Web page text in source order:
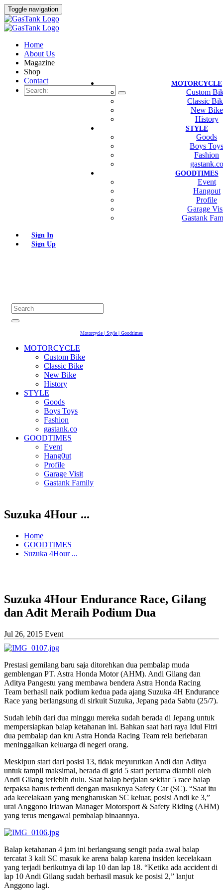
Toggle navigation
Home
About Us
Magazine
Shop
Contact
MOTORCYCLE
Custom
Classic
New Bike
History
STYLE
Goods
Boys
Fashion
gastank.co
GOODTIMES
Event
Hangout
Profile
Garage
Gastank
Sign In
Sign Up
Motorcycle | Style | Goodtimes
MOTORCYCLE
Custom Bike
Classic Bike
New Bike
History
STYLE
Goods
Boys Toys
Fashion
gastank.co
GOODTIMES
Event
Hang0ut
Profile
Garage Visit
Gastank Family
Suzuka 4Hour ...
Home
GOODTIMES
Suzuka 4Hour ...
Suzuka 4Hour Endurance Race, Gilang
dan Adit Meraih Podium Dua
Jul 26, 2015 Event
Prestasi gemilang baru saja ditorehkan dua pembalap muda
gemblengan PT. Astra Honda Motor (AHM). Andi Gilang dan
Aditya Pangestu yang membawa bendera Astra Honda Racing
Team berhasil naik podium kedua pada ajang Suzuka 4H Endurance
Race yang berlangsung di sirkuit Suzuka, Jepang pada Sabtu (25/7).
Sudah lebih dari dua minggu mereka sudah berada di Jepang untuk
mempersiapkan balap ketahanan ini. Bahkan saat hari raya Idul Fitri
dua pembalap dan kru Astra Honda Racing Team rela berlebaran
meninggalkan keluarga di negeri orang.
Meskipun start dari posisi 13, tidak meyurutkan Andi dan Aditya
untuk tampil maksimal, berada di grid 5 start pertama diambil oleh
Andi Gilang terlebih dulu. Saat balap berjalan sekitar 5 race balap
terpaksa harus terhenti dengan masuknya Safety Car (SC). “Saat itu
ada kecelakaan yang mengharuskan SC keluar, posisi Andi ke 3,”
urai Anggono Iriawan Manager Motorsport & Safety Riding (AHM)
yang terus mengawal pembalap binaannya.
Balap ketahanan 4 jam ini berlangsung sengit pada awal balap
tercatat 3 kali SC masuk ke arena balap karena insiden kecelakaan
yang terjadi berikutnya di lap 10 dan lap 18. “Ketika ada accident di
lap 10 Andi Gilang sudah berhasil masuk ke posisi 2,” lanjut
Anggono lagi.